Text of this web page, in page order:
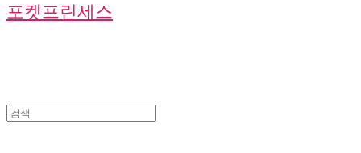
포켓프린세스